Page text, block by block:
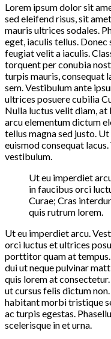
Lorem ipsum dolor sit
sed eleifend risus, sit
mauris ultrices sodales.
eget, iaculis tellus.
feugiat velit a iaculis.
torquent per conubia
turpis mauris, consequat
sem. Vestibulum ante
ultrices posuere cubilia
Nulla luctus velit diam, at
arcu elementum dictum
tellus magna sed justo.
euismod consequat
vestibulum.
Ut eu imperdiet
in faucibus orci
Curae; Cras
quis rutrum lorem.
Ut eu imperdiet arcu.
orci luctus et ultrices
porttitor quam at
dui ut neque pulvinar
quis lorem at
ut cursus felis dictum
habitant morbi tristique
ac turpis egestas.
scelerisque in et urna.